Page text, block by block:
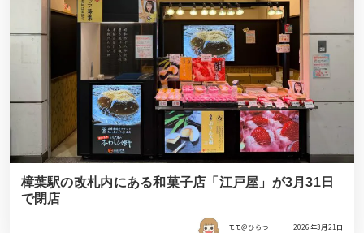
樟葉駅の改札内にある和菓子店「江戸屋」が3月31日
で閉店
モモ＠ひらつー 2026年3月21日